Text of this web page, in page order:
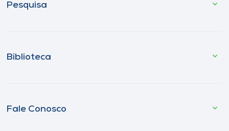
Pesquisa
Biblioteca
Fale Conosco